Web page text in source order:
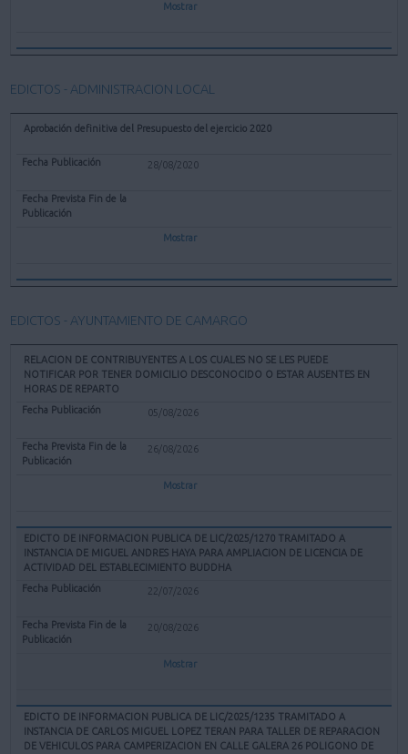
Mostrar
EDICTOS - ADMINISTRACION LOCAL
Aprobación definitiva del Presupuesto del ejercicio 2020
28/08/2020
Mostrar
EDICTOS - AYUNTAMIENTO DE CAMARGO
RELACION DE CONTRIBUYENTES A LOS CUALES NO SE LES PUEDE
NOTIFICAR POR TENER DOMICILIO DESCONOCIDO O ESTAR AUSENTES EN
HORAS DE REPARTO
05/08/2026
26/08/2026
Mostrar
EDICTO DE INFORMACION PUBLICA DE LIC/2025/1270 TRAMITADO A
INSTANCIA DE MIGUEL ANDRES HAYA PARA AMPLIACION DE LICENCIA DE
ACTIVIDAD DEL ESTABLECIMIENTO BUDDHA
22/07/2026
20/08/2026
Mostrar
EDICTO DE INFORMACION PUBLICA DE LIC/2025/1235 TRAMITADO A
INSTANCIA DE CARLOS MIGUEL LOPEZ TERAN PARA TALLER DE REPARACION
DE VEHICULOS PARA CAMPERIZACION EN CALLE GALERA 26 POLIGONO DE